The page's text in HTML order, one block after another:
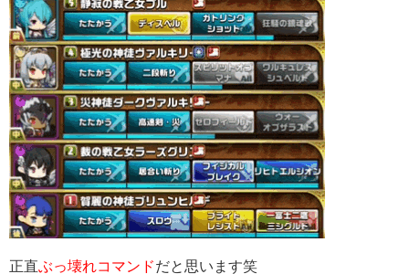
正直 ぶっ壊れコマンドだと思います笑